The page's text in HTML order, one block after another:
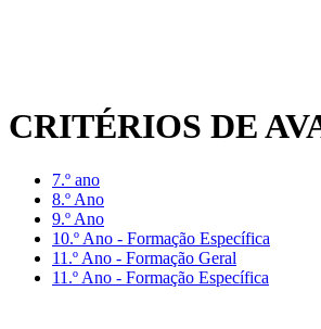
CRITÉRIOS DE
7.º ano
8.º Ano
9.º Ano
10.º Ano - Formação Específica
11.º Ano - Formação Geral
11.º Ano - Formação Específica